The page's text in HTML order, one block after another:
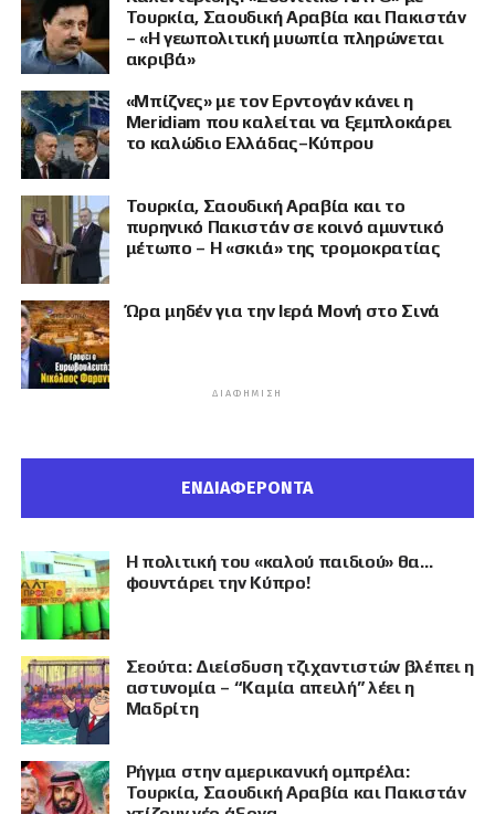
Τουρκία, Σαουδική Αραβία και Πακιστάν
– «Η γεωπολιτική μυωπία πληρώνεται
ακριβά»
«Μπίζνες» με τον Ερντογάν κάνει η
Meridiam που καλείται να ξεμπλοκάρει
το καλώδιο Ελλάδας–Κύπρου
Τουρκία, Σαουδική Αραβία και το
πυρηνικό Πακιστάν σε κοινό αμυντικό
μέτωπο – Η «σκιά» της τρομοκρατίας
Ώρα μηδέν για την Ιερά Μονή στο Σινά
ΔΙΑΦΉΜΙΣΗ
ΕΝΔΙΑΦΕΡΟΝΤΑ
Η πολιτική του «καλού παιδιού» θα…
φουντάρει την Κύπρο!
Σεούτα: Διείσδυση τζιχαντιστών βλέπει η
αστυνομία – “Καμία απειλή” λέει η
Μαδρίτη
Ρήγμα στην αμερικανική ομπρέλα:
Τουρκία, Σαουδική Αραβία και Πακιστάν